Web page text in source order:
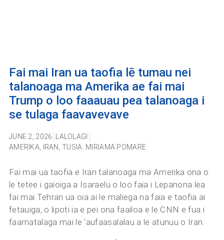
Fai mai Iran ua taofia lē tumau nei
talanoaga ma Amerika ae fai mai
Trump o loo faaauau pea talanoaga i
se tulaga faavavevave
JUNE 2, 2026
LALOLAGI
AMERIKA
IRAN ,TUSIA: MIRIAMA POMARE
Fai mai ua taofia e Iran talanoaga ma Amerika ona o
le tetee i gaioiga a Isaraelu o loo faia i Lepanona lea
fai mai Tehran ua oia ai le maliega na faia e taofia ai
fetauiga, o lipoti ia e pei ona faailoa e le CNN e fua i
faamatalaga mai le ‘aufaasalalau a le atunuu o Iran.